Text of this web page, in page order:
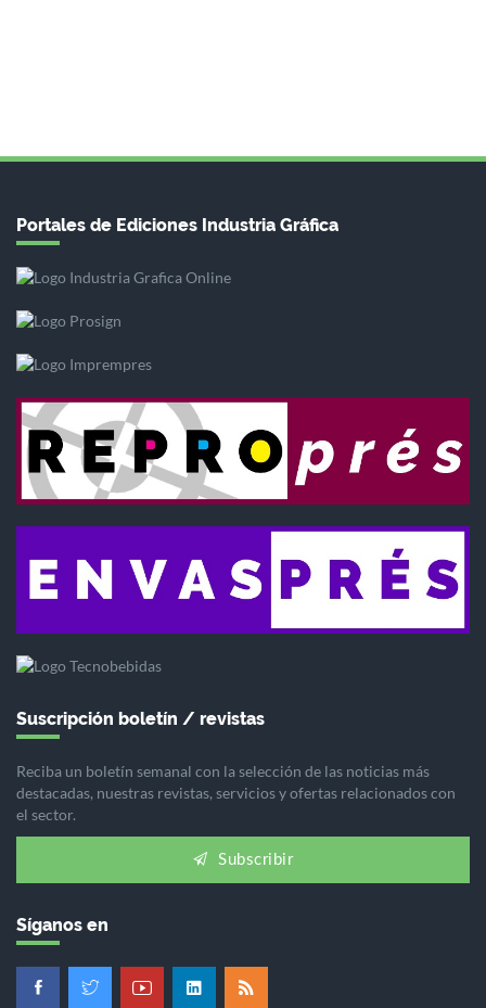
Portales de Ediciones Industria Gráfica
Suscripción boletín / revistas
Reciba un boletín semanal con la selección de las noticias más
destacadas, nuestras revistas, servicios y ofertas relacionados con
el sector.
Subscribir
Síganos en